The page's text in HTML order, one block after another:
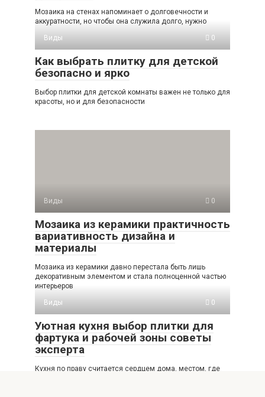
Мозаика на стенах напоминает о долговечности и
аккуратности, но чтобы она служила долго, нужно
Виды
0
Как выбрать плитку для детской
безопасно и ярко
Выбор плитки для детской комнаты важен не только для
красоты, но и для безопасности
Виды 0
Мозаика из керамики практичность
вариативность дизайна и
материалы
Мозаика из керамики давно перестала быть лишь
декоративным элементом и стала полноценной частью
интерьеров
Виды
0
Уютная кухня выбор плитки для
фартука и рабочей зоны советы
эксперта
Кухня по праву считается сердцем дома, местом, где